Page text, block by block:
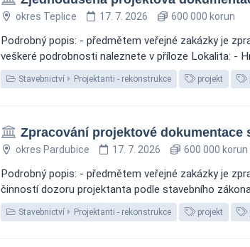
okres Teplice 17. 7. 2026 600 000 korun
Podrobný popis: - předmětem veřejné zakázky je
veškeré podrobnosti naleznete v příloze Lokalita: -
Stavebnictví Projektanti - rekonstrukce projekt
Zpracování projektové dokumentace
okres Pardubice 17. 7. 2026 600 000 korun
Podrobný popis: - předmětem veřejné zakázky je
činností dozoru projektanta podle stavebního
Stavebnictví Projektanti - rekonstrukce projekt